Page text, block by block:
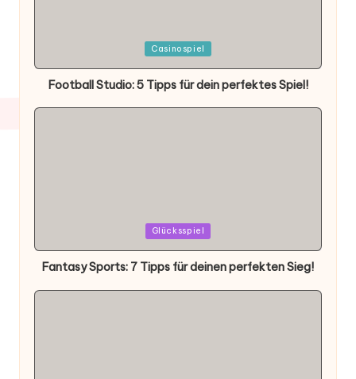
Casinospiel
Football Studio: 5 Tipps für dein perfektes Spiel!
Glücksspiel
Fantasy Sports: 7 Tipps für deinen perfekten Sieg!